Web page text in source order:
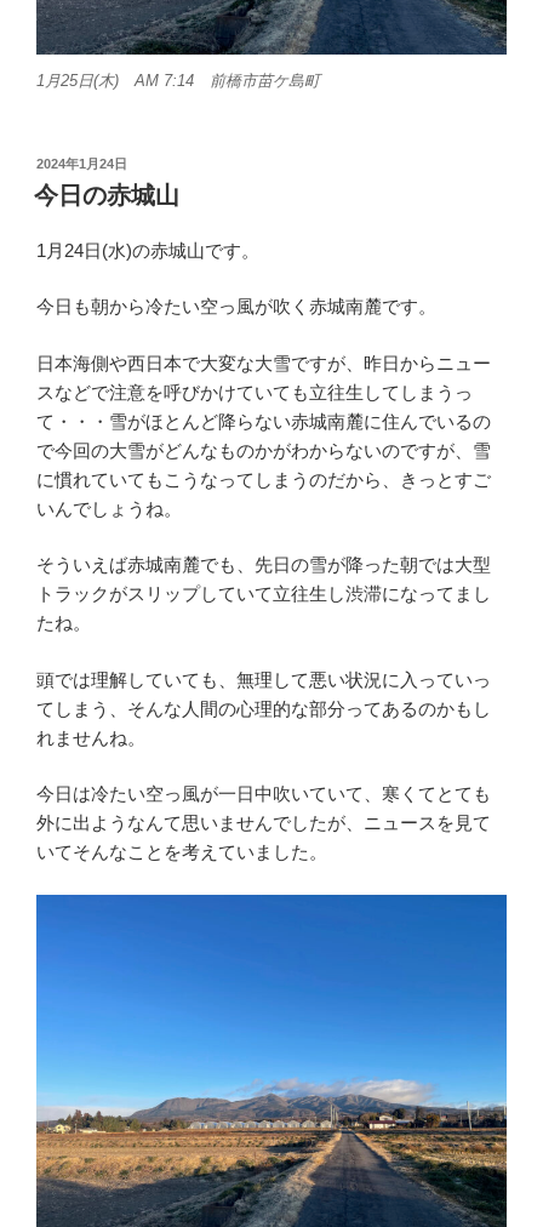
1月25日(木) AM 7:14 前橋市苗ケ島町
投
稿
日:
2024年1月24日
今日の赤城山
1月24日(水)の赤城山です。
今日も朝から冷たい空っ風が吹く赤城南麓です。
日本海側や西日本で大変な大雪ですが、昨日からニュー
スなどで注意を呼びかけていても立往生してしまうっ
て・・・雪がほとんど降らない赤城南麓に住んでいるの
で今回の大雪がどんなものかがわからないのですが、雪
に慣れていてもこうなってしまうのだから、きっとすご
いんでしょうね。
そういえば赤城南麓でも、先日の雪が降った朝では大型
トラックがスリップしていて立往生し渋滞になってまし
たね。
頭では理解していても、無理して悪い状況に入っていっ
てしまう、そんな人間の心理的な部分ってあるのかもし
れませんね。
今日は冷たい空っ風が一日中吹いていて、寒くてとても
外に出ようなんて思いませんでしたが、ニュースを見て
いてそんなことを考えていました。